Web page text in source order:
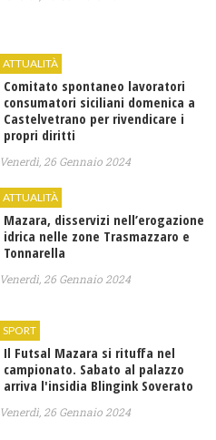
ATTUALITÀ
Comitato spontaneo lavoratori
consumatori siciliani domenica a
Castelvetrano per rivendicare i
propri diritti
Venerdì, 26 Gennaio 2024
ATTUALITÀ
Mazara, disservizi nell’erogazione
idrica nelle zone Trasmazzaro e
Tonnarella
Venerdì, 26 Gennaio 2024
SPORT
Il Futsal Mazara si rituffa nel
campionato. Sabato al palazzo
arriva l'insidia Blingink Soverato
Venerdì, 26 Gennaio 2024